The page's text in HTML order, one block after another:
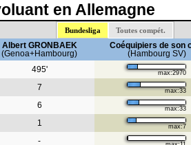
en Allemagne
Bundesliga Toutes compét.
Albert GRONBAEK
(Genoa+Hambourg)
Coéquipiers de son
(Hambourg SV)
495' max:2970
7 max:33
6 max:33
1 max:7
-